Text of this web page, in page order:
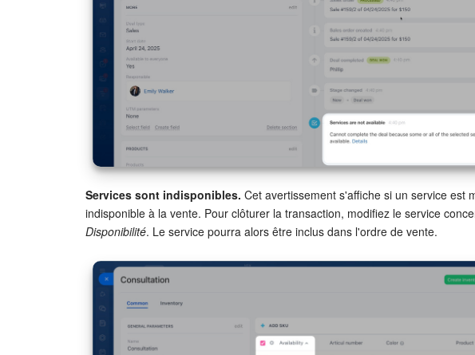
Services sont indisponibles. Cet avertissement s'affiche si un service est
indisponible à la vente. Pour clôturer la transaction, modifiez le service
Disponibilité. Le service pourra alors être inclus dans l'ordre de vente.